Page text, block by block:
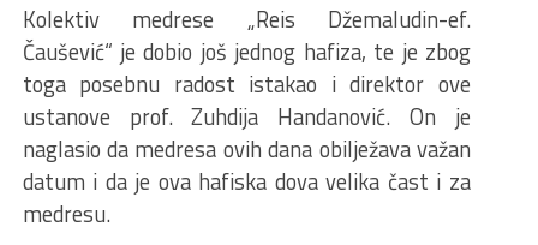
Kolektiv medrese „Reis Džemaludin-ef.
Čaušević“ je dobio još jednog hafiza, te je zbog
toga posebnu radost istakao i direktor ove
ustanove prof. Zuhdija Handanović. On je
naglasio da medresa ovih dana obilježava važan
datum i da je ova hafiska dova velika čast i za
medresu.